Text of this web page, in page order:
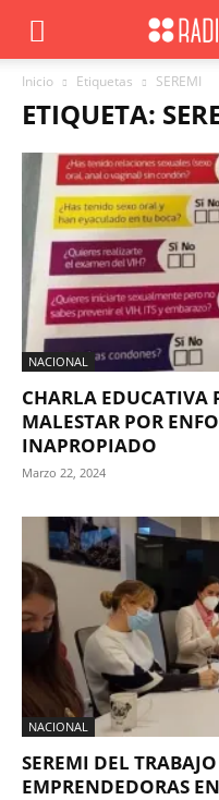
Inicio Etiquetas SEREMI
ETIQUETA:
NACIONAL
CHARLA EDUCATIVA
MALESTAR POR
INAPROPIADO
Marzo 22, 2024
NACIONAL
SEREMI DEL
EMPRENDEDORAS